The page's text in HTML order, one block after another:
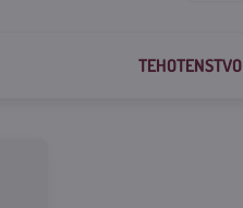
TEHOTENSTVO